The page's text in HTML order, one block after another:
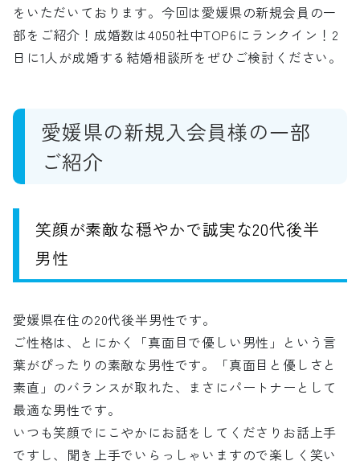
をいただいております。今回は愛媛県の新規会員の一
部をご紹介！成婚数は4050社中TOP6にランクイン！2
日に1人が成婚する結婚相談所をぜひご検討ください。
愛媛県の新規入会員様の一部
ご紹介
笑顔が素敵な穏やかで誠実な20代後半
男性
愛媛県在住の20代後半男性です。
ご性格は、とにかく「真面目で優しい男性」という言
葉がぴったりの素敵な男性です。「真面目と優しさと
素直」のバランスが取れた、まさにパートナーとして
最適な男性です。
いつも笑顔でにこやかにお話をしてくださりお話上手
ですし、聞き上手でいらっしゃいますので楽しく笑い